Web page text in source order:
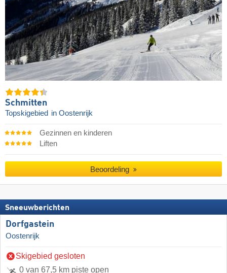
Schmitten
Topskigebied in Oostenrijk
Gezinnen en kinderen
Liften
Beoordeling
Sneeuwberichten
Dorfgastein
Oostenrijk
Skigebied gesloten
0 van 67,5 km piste open